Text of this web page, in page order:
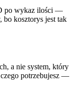
po wykaz ilości —
bo kosztorys jest tak
a nie system, który
potrzebujesz —